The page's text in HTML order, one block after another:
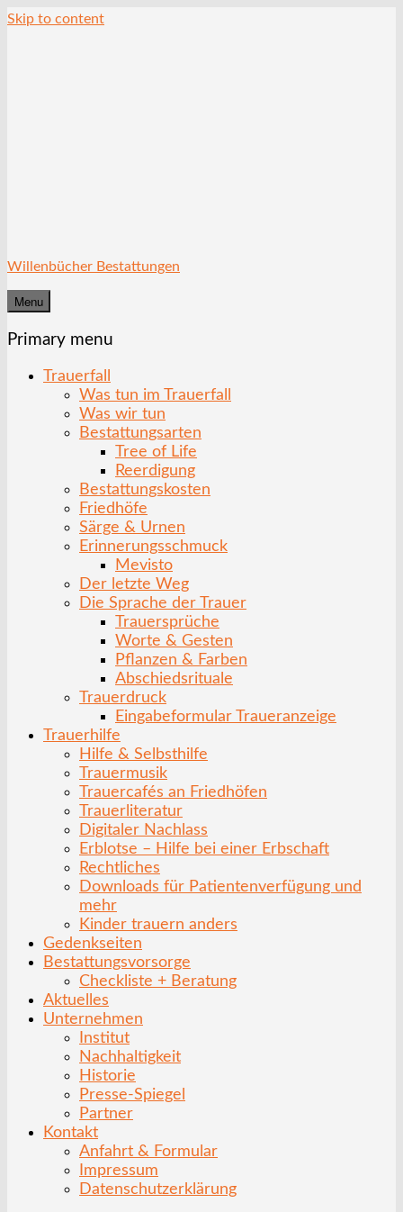
Skip to content
Willenbücher Bestattungen
Menu
Primary menu
Trauerfall
Was tun im Trauerfall
Was wir tun
Bestattungsarten
Tree of Life
Reerdigung
Bestattungskosten
Friedhöfe
Särge & Urnen
Erinnerungsschmuck
Mevisto
Der letzte Weg
Die Sprache der Trauer
Trauersprüche
Worte & Gesten
Pflanzen & Farben
Abschiedsrituale
Trauerdruck
Eingabeformular Traueranzeige
Trauerhilfe
Hilfe & Selbsthilfe
Trauermusik
Trauercafés an Friedhöfen
Trauerliteratur
Digitaler Nachlass
Erblotse – Hilfe bei einer Erbschaft
Rechtliches
Downloads für Patientenverfügung und
mehr
Kinder trauern anders
Gedenkseiten
Bestattungsvorsorge
Checkliste + Beratung
Aktuelles
Unternehmen
Institut
Nachhaltigkeit
Historie
Presse-Spiegel
Partner
Kontakt
Anfahrt & Formular
Impressum
Datenschutzerklärung